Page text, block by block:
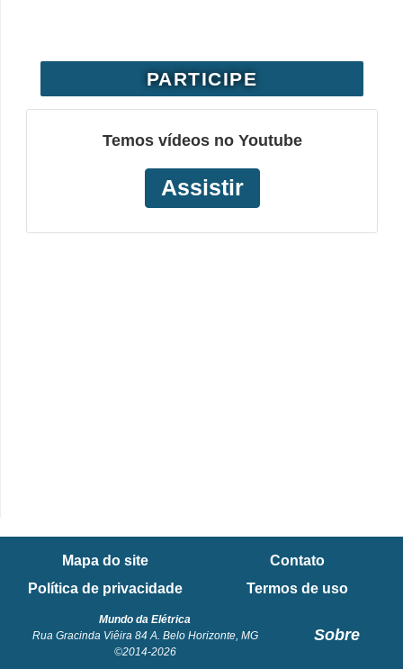
PARTICIPE
Temos vídeos no Youtube
Assistir
Mapa do site
Contato
Política de privacidade
Termos de uso
Mundo da Elétrica
Rua Gracinda Viêira 84 A. Belo Horizonte, MG
©2014-2026
Sobre